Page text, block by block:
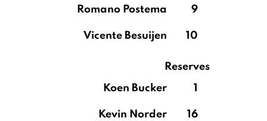
Romano Postema 9
Vicente Besuijen 10
Reserves
Koen Bucker
1
Kevin Norder 16